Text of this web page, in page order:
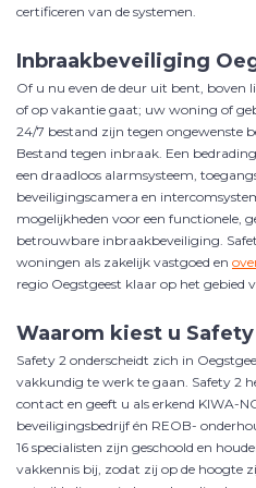
certificeren van de systemen.
Inbraakbeveiliging
Of u nu even de deur uit bent, boven
of op vakantie gaat; uw woning of
24/7 bestand zijn tegen ongewenste
Bestand tegen inbraak. Een
een draadloos alarmsysteem,
beveiligingscamera en
mogelijkheden voor een functionele,
betrouwbare inbraakbeveiliging.
woningen als zakelijk vastgoed en
regio Oegstgeest klaar op het gebied
Waarom kiest u
Safety 2 onderscheidt zich in
vakkundig te werk te gaan. Safety 2
contact en geeft u als erkend KIWA-
beveiligingsbedrijf én REOB-
16 specialisten zijn geschoold en
vakkennis bij, zodat zij op de hoogte